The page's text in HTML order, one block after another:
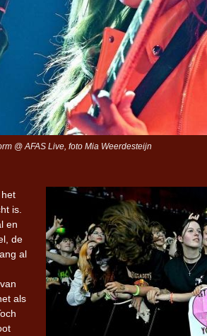
@ AFAS Live, foto Mia Weerdesteijn
is.
en
de
al
als